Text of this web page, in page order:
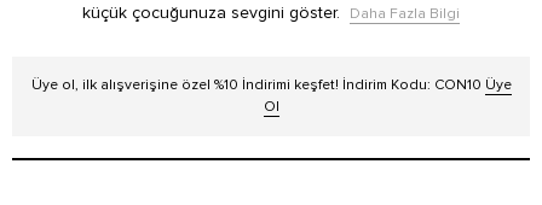
küçük çocuğunuza sevgini göster.
Daha Fazla Bilgi
Üye ol, ilk alışverişine özel %10 İndirimi keşfet! İndirim Kodu: CON10 Üye
Ol